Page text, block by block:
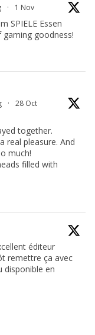
· 1 Nov
SPIELE Essen
goodness!
· 28 Oct
together.
real pleasure. And
much!
filled with
éditeur
remettre ça avec
disponible en